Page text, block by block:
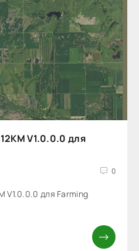
V1.0.0.0 для
0
V1.0.0.0 для Farming